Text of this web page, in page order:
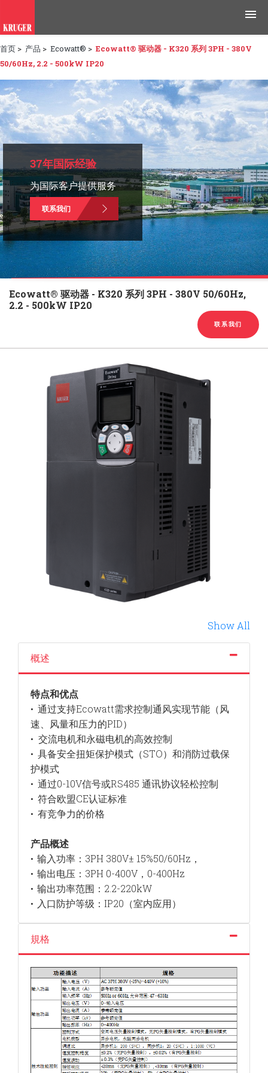
产品
应用领域
工具与资源
新闻媒体
为什么选择科禄格
招聘
联系我们
English | Chinese
首页 > 产品 > Ecowatt® > Ecowatt® 驱动器 - K320 系列 3PH - 380V
50/60Hz, 2.2 - 500kW IP20
37年国际经验
为国际客户提供服务
联系我们
Ecowatt® 驱动器 - K320 系列 3PH - 380V 50/60Hz,
2.2 - 500kW IP20
联系我们
Show All
概述
特点和优点
• 通过支持Ecowatt需求控制通风实现节能（风
速、风量和压力的PID）
• 交流电机和永磁电机的高效控制
• 具备安全扭矩保护模式（STO）和消防过载保
护模式
• 通过0-10V信号或RS485 通讯协议轻松控制
• 符合欧盟CE认证标准
• 有竞争力的价格
产品概述
• 输入功率：3PH 380V± 15%50/60Hz，
• 输出电压：3PH 0-400V，0-400Hz
• 输出功率范围：2.2-220kW
• 入口防护等级：IP20（室内应用）
規格